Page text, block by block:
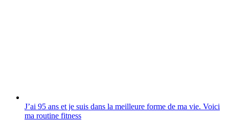
J’ai 95 ans et je suis dans la meilleure forme de ma vie. Voici
ma routine fitness